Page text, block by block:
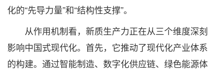
化的“先导力量”和“结构性支撑”。
从作用机制看，新质生产力正在从三个维度深刻
影响中国式现代化。首先，它推动了现代化产业体系
的构建。通过智能制造、数字化供应链、绿色能源体